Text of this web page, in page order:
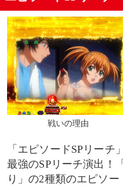
戦いの理由
「エピソードSPリー
最強のSPリーチ演出！
り」の2種類のエピソー